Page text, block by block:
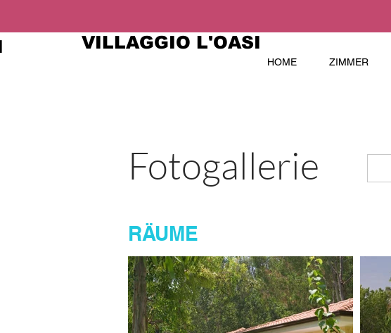
VILLAGGIO L'OASI
HOME ZIMMER
Fotogallerie
RÄUME